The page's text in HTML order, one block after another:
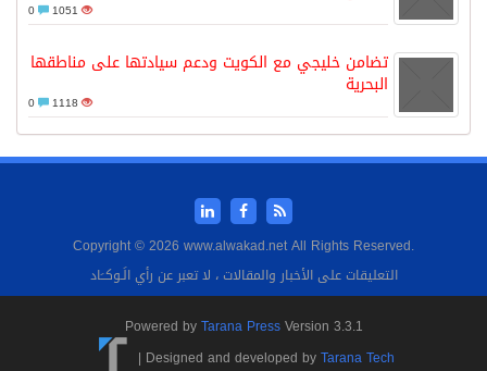
1051
تضامن خليجي مع الكويت ودعم سيادتها على مناطقها
البحرية
1118
Copyright © 2026 www.alwakad.net All Rights Reserved.
التعليقات على الأخبار والمقالات ، لا تعبر عن رأي الَـوكــَاد
Powered byTarana PressVersion 3.3.1
Designed and developed byTarana Tech
|